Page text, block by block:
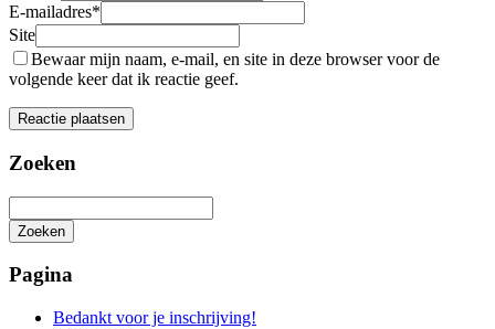
E-mailadres*
Site
Bewaar mijn naam, e-mail, en site in deze browser voor de
volgende keer dat ik reactie geef.
Zoeken
Zoeken
zoeken
Pagina
Bedankt voor je inschrijving!